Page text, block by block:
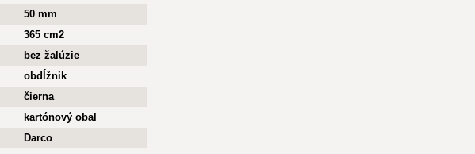
50 mm
365 cm2
bez žalúzie
obdĺžnik
čierna
kartónový obal
Darco